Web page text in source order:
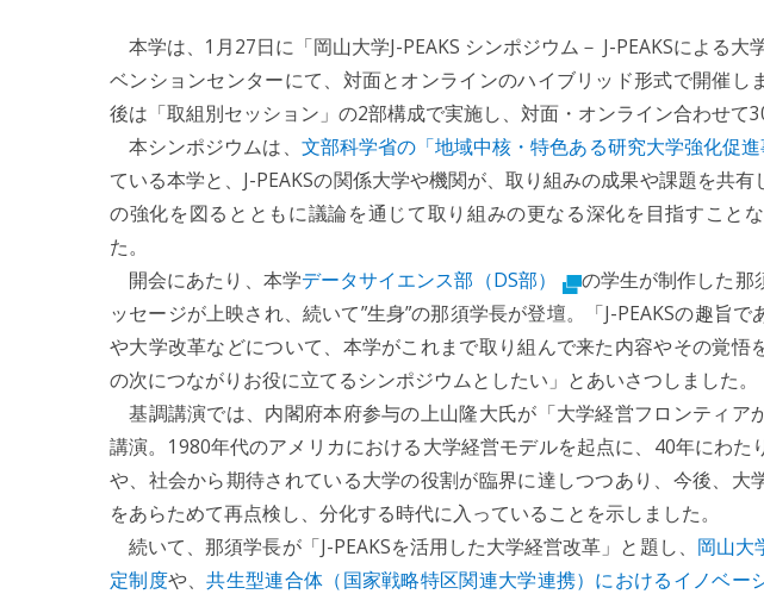
本学は、1月27日に「岡山大学J-PEAKS シンポジウム－ J-PEAKSによる大
ベンションセンターにて、対面とオンラインのハイブリッド形式で開催し
後は「取組別セッション」の2部構成で実施し、対面・オンライン合わせて
本シンポジウムは、 文部科学省の「地域中核・特色ある研究大学強化促進
ている本学と、J-PEAKSの関係大学や機関が、取り組みの成果や課題を共
の強化を図るとともに議論を通じて取り組みの更なる深化を目指すこと
た。
開会にあたり、本学データサイエンス部（DS部）
の学生が制作した那
ッセージが上映され、続いて”生身”の那須学長が登壇。「J-PEAKSの趣旨
や大学改革などについて、本学がこれまで取り組んで来た内容やその覚悟
の次につながりお役に立てるシンポジウムとしたい」とあいさつしました。
基調講演では、内閣府本府参与の上山隆大氏が「大学経営フロンティア
講演。1980年代のアメリカにおける大学経営モデルを起点に、40年にわた
や、社会から期待されている大学の役割が臨界に達しつつあり、今後、大
をあらためて再点検し、分化する時代に入っていることを示しました。
続いて、那須学長が「J-PEAKSを活用した大学経営改革」と題し、 岡山大
定制度や、共生型連合体（国家戦略特区関連大学連携）におけるイノベー